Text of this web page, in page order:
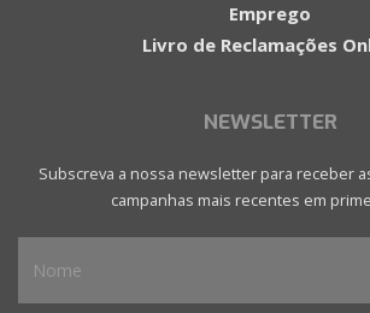
Emprego
Livro de Reclamações
NEWSLETTER
Subscreva a nossa newsletter para receber
campanhas mais recentes em